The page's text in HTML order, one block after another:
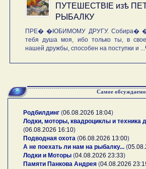
ПУТЕШЕСТВIE изѣ
РЫБАЛКУ
ПРЕ� �ЮБИМОМУ ДРУГУ. Собира�
тебя душа моя, ибо только ты, в
нашей дружбы, способен на поступки и ...
Самое
Родбилдинг (06.08.2026 18:04)
Лодки, моторы, квадроциклы и техника
(06.08.2026 16:10)
Подводная охота (06.08.2026 13:00)
А не поехать ли нам на рыбалку... (
Лодки и Моторы (04.08.2026 23:33)
Памяти Панкова Андрея (04.08.2026